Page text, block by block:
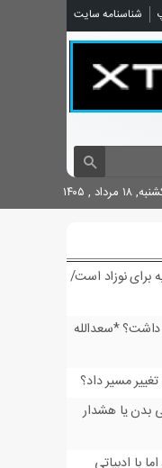
شناسنامه سایت
, ۱۴۰۵
برای نوزاد است/
جنگ داشت؟ *سعدالله
مسیر داد؟
بدن یا هشدار
با ادبیاتی